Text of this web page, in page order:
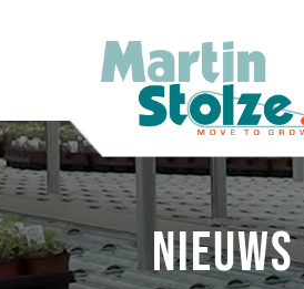
Nieuws